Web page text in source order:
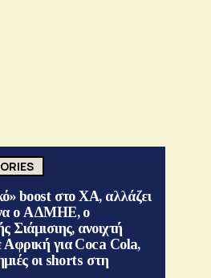
boost στο ΧΑ, αλλάζει
ο ΑΔΜΗΕ, ο
Σιάμισιης, ανοιχτή
για Coca Cola,
οι shorts στη